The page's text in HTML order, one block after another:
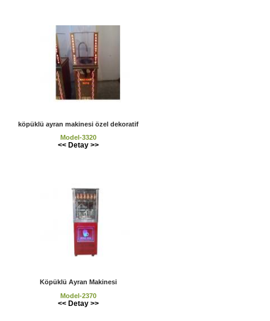
köpüklü ayran makinesi özel dekoratif
Model-3320
<< Detay >>
Köpüklü Ayran Makinesi
Model-2370
<< Detay >>